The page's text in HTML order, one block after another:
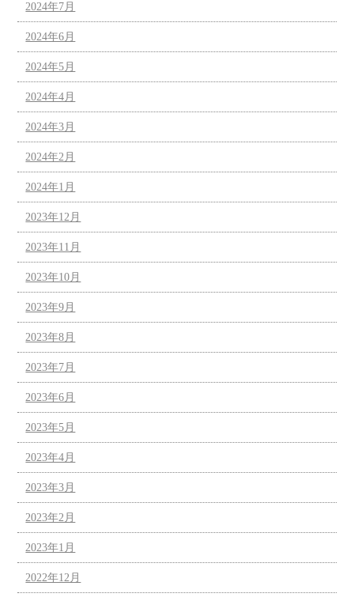
2024年7月
2024年6月
2024年5月
2024年4月
2024年3月
2024年2月
2024年1月
2023年12月
2023年11月
2023年10月
2023年9月
2023年8月
2023年7月
2023年6月
2023年5月
2023年4月
2023年3月
2023年2月
2023年1月
2022年12月